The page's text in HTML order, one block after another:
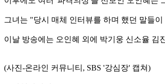
그녀는 "당시 매체 인터뷰를 하며 했던 말들
이날 방송에는 오인혜 외에 박기웅 신소율 김
(사진-온라인 커뮤니티, SBS '강심장' 캡쳐)